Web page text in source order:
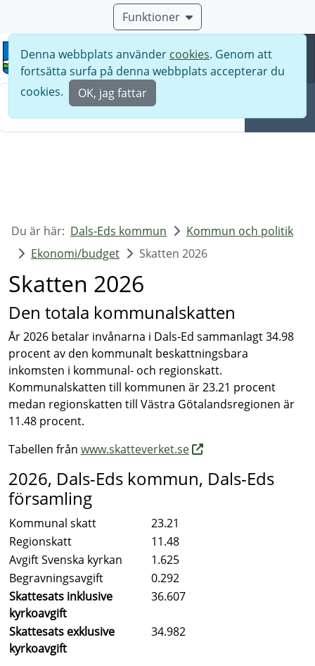
Funktioner
Meny
Denna webbplats använder cookies. Genom att
fortsätta surfa på denna webbplats accepterar du
cookies.
OK, jag fattar
Du är här: Dals-Eds kommun
Kommun och politik
Ekonomi/budget
Skatten 2026
Skatten 2026
Den totala kommunalskatten
År 2026 betalar invånarna i Dals-Ed sammanlagt 34.98
procent av den kommunalt beskattningsbara
inkomsten i kommunal- och regionskatt.
Kommunalskatten till kommunen är 23.21 procent
medan regionskatten till Västra Götalandsregionen är
11.48 procent.
Tabellen från www.skatteverket.se
2026, Dals-Eds kommun, Dals-Eds
församling
Kommunal skatt
23.21
Regionskatt
11.48
Avgift Svenska kyrkan
1.625
Begravningsavgift
0.292
Skattesats inklusive
kyrkoavgift
36.607
Skattesats exklusive
kyrkoavgift
34.982